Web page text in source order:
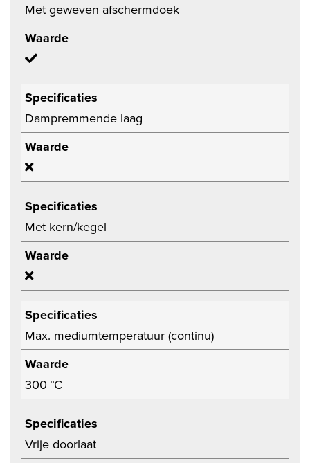
Met geweven afschermdoek
Waarde
Specificaties
Dampremmende laag
Waarde
Specificaties
Met kern/kegel
Waarde
Specificaties
Max. mediumtemperatuur (continu)
Waarde
300 °C
Specificaties
Vrije doorlaat